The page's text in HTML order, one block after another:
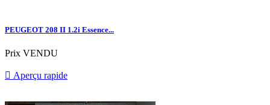
PEUGEOT 208 II 1.2i Essence...
Prix VENDU
 Aperçu rapide